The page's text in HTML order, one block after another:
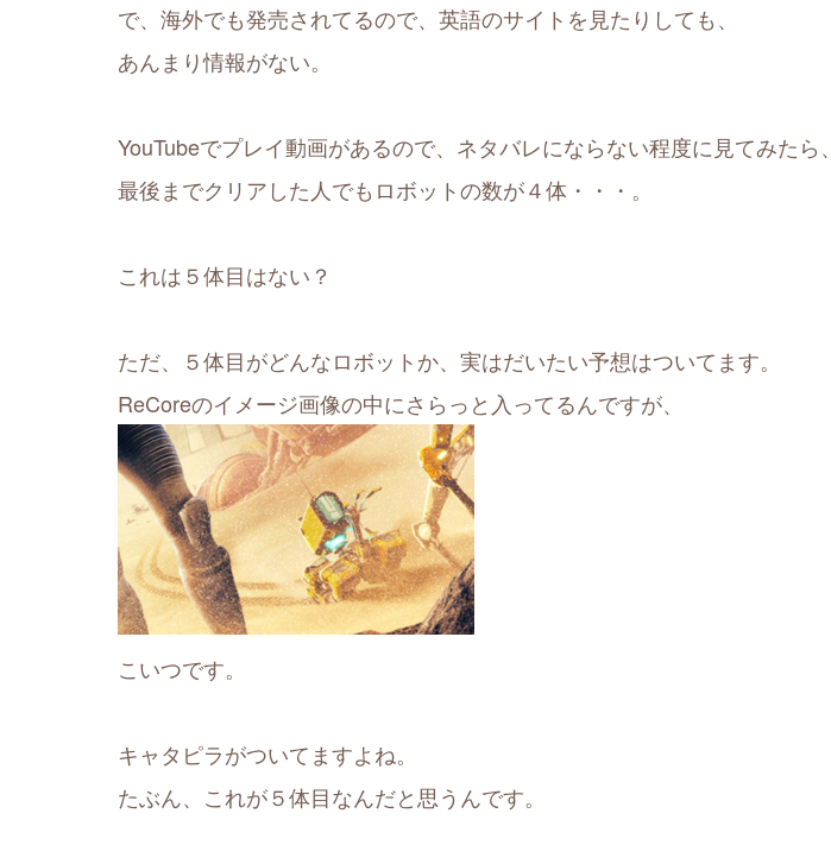
で、海外でも発売されてるので、英語のサイトを見たりしても、
あんまり情報がない。
YouTubeでプレイ動画があるので、ネタバレにならない程度に見てみたら、
最後までクリアした人でもロボットの数が４体・・・。
これは５体目はない？
ただ、５体目がどんなロボットか、実はだいたい予想はついてます。
ReCoreのイメージ画像の中にさらっと入ってるんですが、
こいつです。
キャタピラがついてますよね。
たぶん、これが５体目なんだと思うんです。